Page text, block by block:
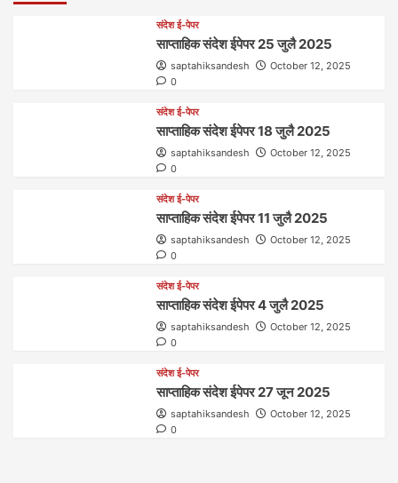
संदेश ई-पेपर
साप्ताहिक संदेश ईपेपर 25 जुलै 2025
saptahiksandesh
October 12, 2025
0
संदेश ई-पेपर
साप्ताहिक संदेश ईपेपर 18 जुलै 2025
saptahiksandesh
October 12, 2025
0
संदेश ई-पेपर
साप्ताहिक संदेश ईपेपर 11 जुलै 2025
saptahiksandesh
October 12, 2025
0
संदेश ई-पेपर
साप्ताहिक संदेश ईपेपर 4 जुलै 2025
saptahiksandesh
October 12, 2025
0
संदेश ई-पेपर
साप्ताहिक संदेश ईपेपर 27 जून 2025
saptahiksandesh
October 12, 2025
0